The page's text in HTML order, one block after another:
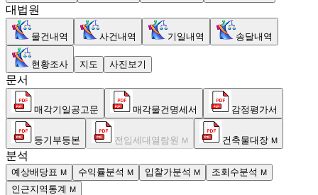
대법원
물건내역 사건내역 기일내역 송달내역
현황조사 지도 사진보기
문서
매각기일공고문 매각물건명세서 감정평가서
등기부등본 전입세대열람원 M 건축물대장 M
분석
예상배당표 M 수익률분석 M 입찰가분석 M 조회수분석 M
인근지역통계 M